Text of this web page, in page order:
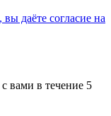
даёте согласие на
вами в течение 5